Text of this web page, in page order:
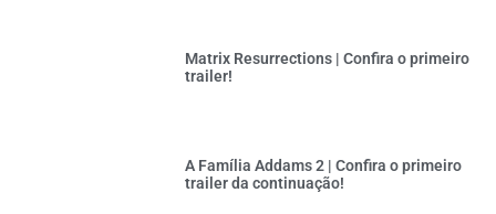
Matrix Resurrections | Confira o primeiro
trailer!
A Família Addams 2 | Confira o primeiro
trailer da continuação!